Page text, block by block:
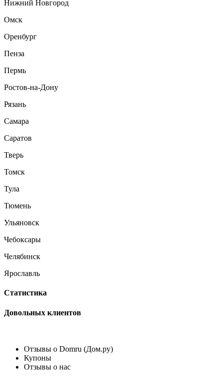
Нижний Новгород
Омск
Оренбург
Пенза
Пермь
Ростов-на-Дону
Рязань
Самара
Саратов
Тверь
Томск
Тула
Тюмень
Ульяновск
Чебоксары
Челябинск
Ярославль
Статистика
Довольных клиентов
Отзывы о Domru (Дом.ру)
Купоны
Отзывы о нас